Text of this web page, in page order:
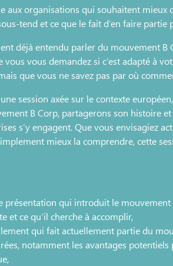
aux organisations qui souhaitent
tend et ce que le fait d’en faire
déjà entendu parler du mouvement B
vous vous demandez si c’est adapté à
que vous ne savez pas par où
session axée sur le contexte
B Corp, partagerons son histoire
s’y engagent. Que vous envisagiez
mieux la comprendre, cette
qui introduit le mouvement
et ce qu’il cherche à accomplir,
qui fait actuellement partie du
notamment les avantages potentiels